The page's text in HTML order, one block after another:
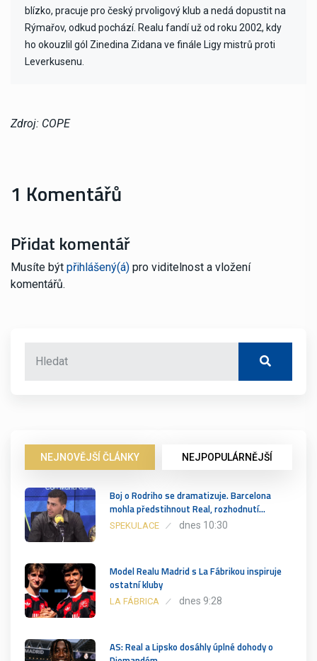
blízko, pracuje pro český prvoligový klub a nedá dopustit na
Rýmařov, odkud pochází. Realu fandí už od roku 2002, kdy
ho okouzlil gól Zinedina Zidana ve finále Ligy mistrů proti
Leverkusenu.
Zdroj: COPE
1 Komentářů
Přidat komentář
Musíte být přihlášený(á) pro viditelnost a vložení
komentářů.
NEJNOVĚJŠÍ ČLÁNKY NEJPOPULÁRNĚJŠÍ
Boj o Rodriho se dramatizuje. Barcelona
mohla předstihnout Real, rozhodnutí…
SPEKULACE dnes 10:30
Model Realu Madrid s La Fábrikou inspiruje
ostatní kluby
LA FÁBRICA dnes 9:28
AS: Real a Lipsko dosáhly úplné dohody o